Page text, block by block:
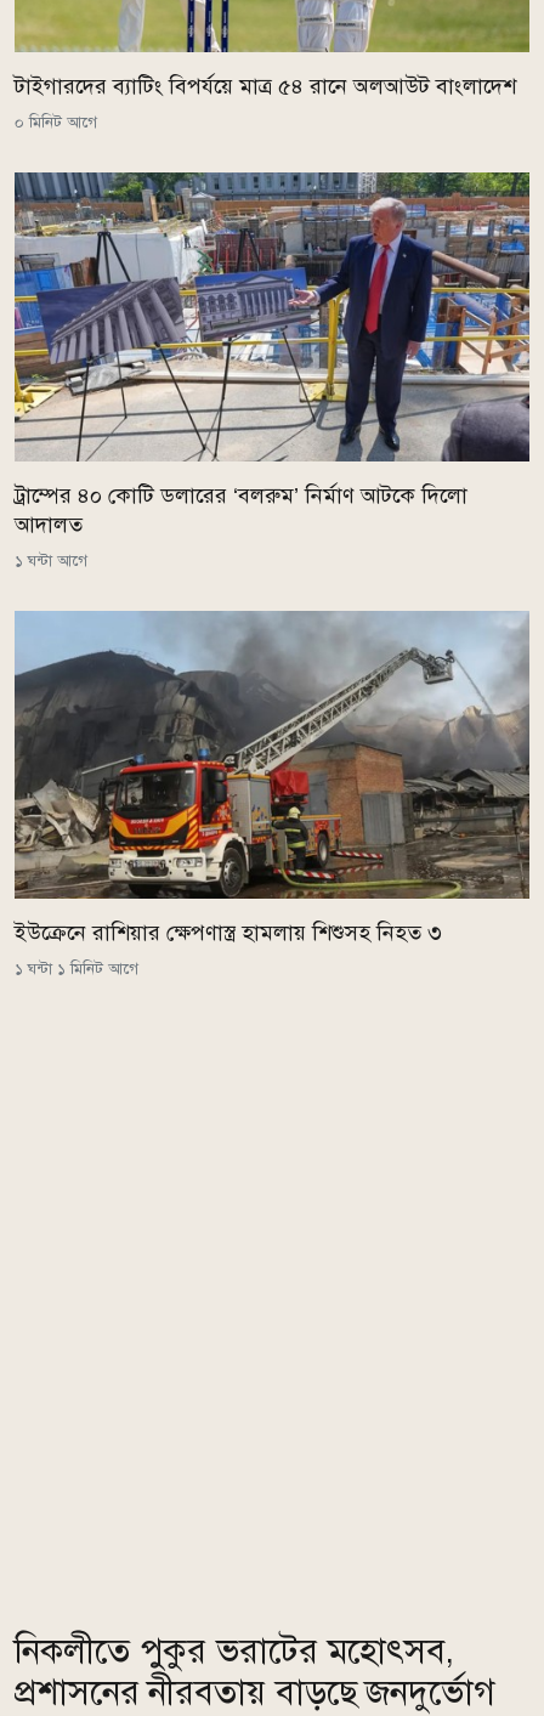
টাইগারদের ব্যাটিং বিপর্যয়ে মাত্র ৫৪ রানে অলআউট বাংলাদেশ
০ মিনিট আগে
ট্রাম্পের ৪০ কোটি ডলারের ‘বলরুম’ নির্মাণ আটকে দিলো
আদালত
১ ঘন্টা আগে
ইউক্রেনে রাশিয়ার ক্ষেপণাস্ত্র হামলায় শিশুসহ নিহত ৩
১ ঘন্টা ১ মিনিট আগে
নিকলীতে পুকুর ভরাটের মহোৎসব,
প্রশাসনের নীরবতায় বাড়ছে জনদুর্ভোগ